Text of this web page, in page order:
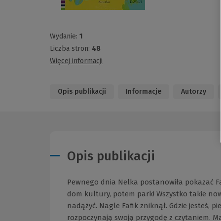
Wydanie: 1
Liczba stron: 48
Więcej informacji
Opis publikacji Informacje Autorzy
Opis publikacji
Pewnego dnia Nelka postanowiła pokazać
dom kultury, potem park! Wszystko takie
nadążyć. Nagle Fafik zniknął. Gdzie jesteś,
rozpoczynają swoją przygodę z czytaniem.